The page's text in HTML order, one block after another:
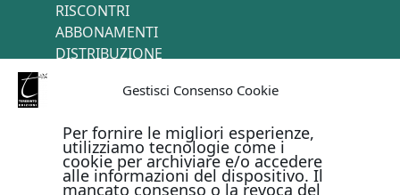
Gestisci Consenso Cookie
Per fornire le migliori esperienze,
utilizziamo tecnologie come i
cookie per archiviare e/o accedere
alle informazioni del dispositivo. Il
mancato consenso o la revoca del
RISCONTRI
ABBONAMENTI
DISTRIBUZIONE
PAGAMENTI ONLINE CON